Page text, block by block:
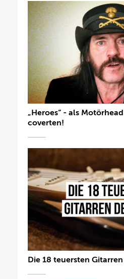
„Heroes“ - als
coverten!
Die 18 teuersten